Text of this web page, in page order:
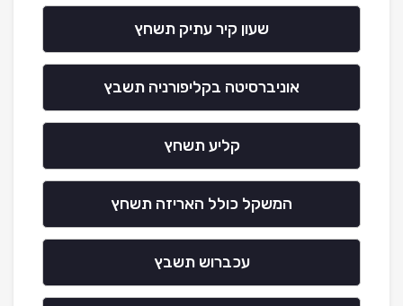
שעון קיר עתיק תשחץ
אוניברסיטה בקליפורניה תשבץ
קליע תשחץ
המשקל כולל האריזה תשחץ
עכברוש תשבץ